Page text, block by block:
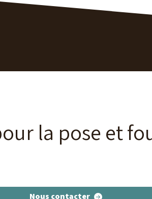
la pose et
Nous contacter